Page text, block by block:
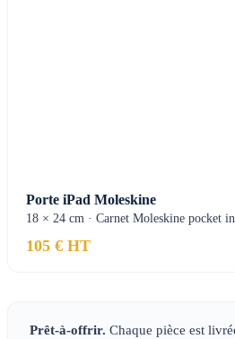
Porte iPad Moleskine
18 × 24 cm · Carnet Moleskine pocket
105 € HT
Prêt-à-offrir. Chaque pièce est